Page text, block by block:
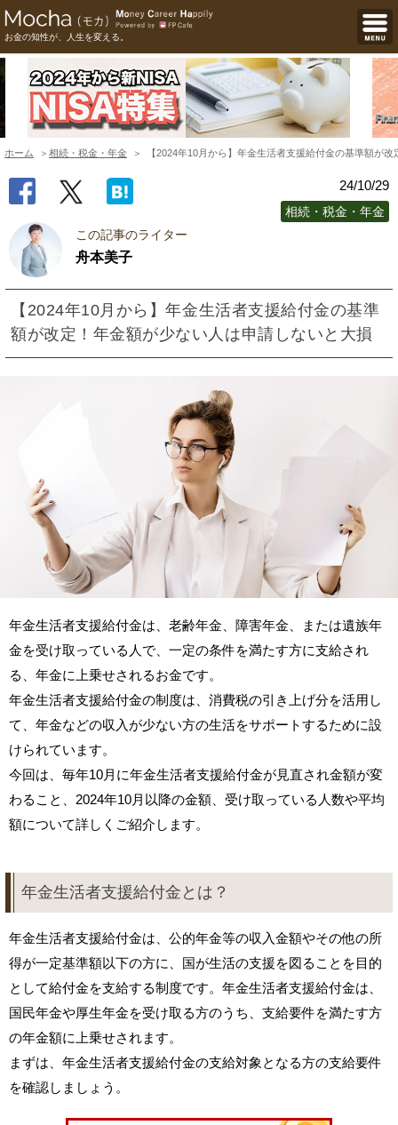
お金の知性が、人生を変える。
ホーム 相続・税金・年金 【2024年10月から】年金生活者支援給付金の基準額が
24/10/29
相続・税金・年金
この記事のライター
舟本美子
【2024年10月から】年金生活者支援給付金の基準
額が改定！年金額が少ない人は申請しないと大損
年金生活者支援給付金は、老齢年金、障害年金、または遺族年
金を受け取っている人で、一定の条件を満たす方に支給され
る、年金に上乗せされるお金です。
年金生活者支援給付金の制度は、消費税の引き上げ分を活用し
て、年金などの収入が少ない方の生活をサポートするために設
けられています。
今回は、毎年10月に年金生活者支援給付金が見直され金額が変
わること、2024年10月以降の金額、受け取っている人数や平均
額について詳しくご紹介します。
年金生活者支援給付金とは？
年金生活者支援給付金は、公的年金等の収入金額やその他の所
得が一定基準額以下の方に、国が生活の支援を図ることを目的
として給付金を支給する制度です。年金生活者支援給付金は、
国民年金や厚生年金を受け取る方のうち、支給要件を満たす方
の年金額に上乗せされます。
まずは、年金生活者支援給付金の支給対象となる方の支給要件
を確認しましょう。